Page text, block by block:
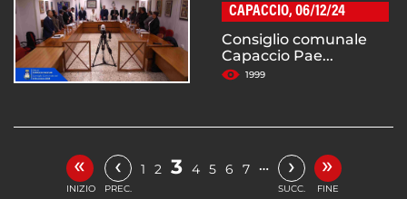
CAPACCIO, 06/12/24
Consiglio comunale
Capaccio Pae...
1999
«
INIZIO
‹
PREC.
1 2 3 4 5 6 7 … ›
SUCC.
»
FINE